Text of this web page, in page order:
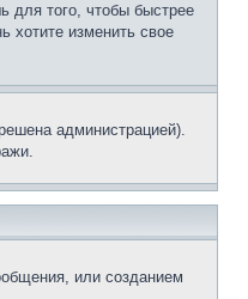
для того, чтобы быстрее
хотите изменить свое
администрацией).
или созданием